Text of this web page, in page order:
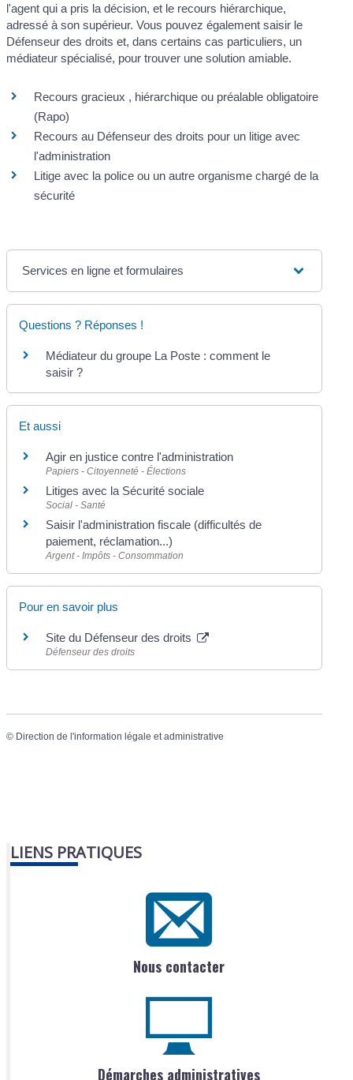
l'agent qui a pris la décision, et le recours hiérarchique,
adressé à son supérieur. Vous pouvez également saisir le
Défenseur des droits et, dans certains cas particuliers, un
médiateur spécialisé, pour trouver une solution amiable.
Recours gracieux , hiérarchique ou préalable obligatoire
(Rapo)
Recours au Défenseur des droits pour un litige avec
l'administration
Litige avec la police ou un autre organisme chargé de la
sécurité
Services en ligne et formulaires
Questions ? Réponses !
Médiateur du groupe La Poste : comment le
saisir ?
Et aussi
Agir en justice contre l'administration
Papiers - Citoyenneté - Élections
Litiges avec la Sécurité sociale
Social - Santé
Saisir l'administration fiscale (difficultés de
paiement, réclamation...)
Argent - Impôts - Consommation
Pour en savoir plus
Site du Défenseur des droits
Défenseur des droits
© Direction de l'information légale et administrative
LIENS PRATIQUES
Nous contacter
Démarches administratives